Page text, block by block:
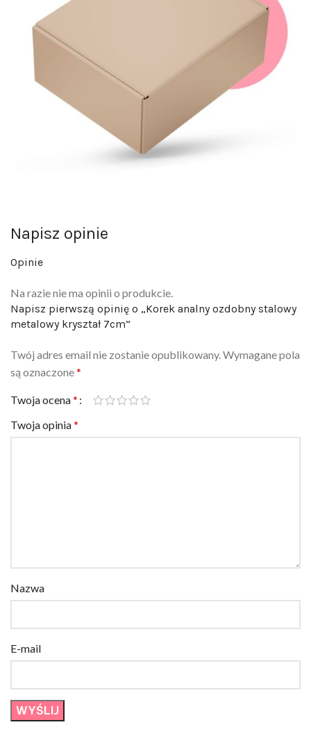
Napisz opinie
Opinie
Na razie nie ma opinii o produkcie.
Napisz pierwszą opinię o „Korek analny ozdobny stalowy
metalowy kryształ 7cm”
Twój adres email nie zostanie opublikowany. Wymagane pola
są oznaczone *
Twoja ocena *
Twoja opinia *
Nazwa
E-mail